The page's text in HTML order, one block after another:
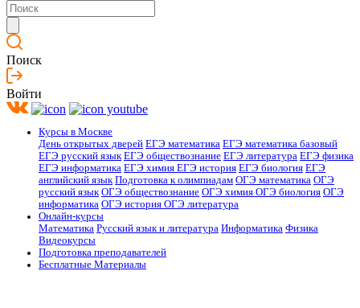
Поиск
Войти
Курсы в Москве
День открытых дверей ЕГЭ математика ЕГЭ математика базовый
ЕГЭ русский язык ЕГЭ обществознание ЕГЭ литература ЕГЭ физика
ЕГЭ информатика ЕГЭ химия ЕГЭ история ЕГЭ биология ЕГЭ
английский язык Подготовка к олимпиадам ОГЭ математика ОГЭ
русский язык ОГЭ обществознание ОГЭ химия ОГЭ биология ОГЭ
информатика ОГЭ история ОГЭ литература
Онлайн-курсы
Математика Русский язык и литература Информатика Физика
Видеокурсы
Подготовка преподавателей
Бесплатные Материалы